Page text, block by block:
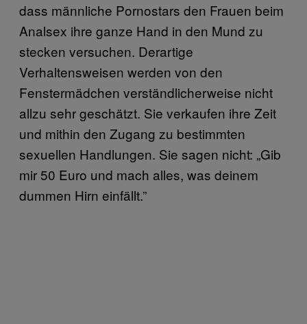
dass männliche Pornostars den Frauen beim
Analsex ihre ganze Hand in den Mund zu
stecken versuchen. Derartige
Verhaltensweisen werden von den
Fenstermädchen verständlicherweise nicht
allzu sehr geschätzt. Sie verkaufen ihre Zeit
und mithin den Zugang zu bestimmten
sexuellen Handlungen. Sie sagen nicht: „Gib
mir 50 Euro und mach alles, was deinem
dummen Hirn einfällt.”